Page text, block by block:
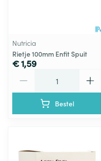
Nutricia
Rietje 100mm Enfit Spuit
€ 1,59
Bestel